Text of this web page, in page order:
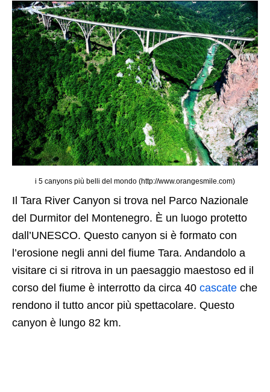
i 5 canyons più belli del mondo (http://www.orangesmile.com)
Il Tara River Canyon si trova nel Parco Nazionale
del Durmitor del Montenegro. È un luogo protetto
dall’UNESCO. Questo canyon si è formato con
l’erosione negli anni del fiume Tara. Andandolo a
visitare ci si ritrova in un paesaggio maestoso ed il
corso del fiume è interrotto da circa 40 cascate che
rendono il tutto ancor più spettacolare. Questo
canyon è lungo 82 km.